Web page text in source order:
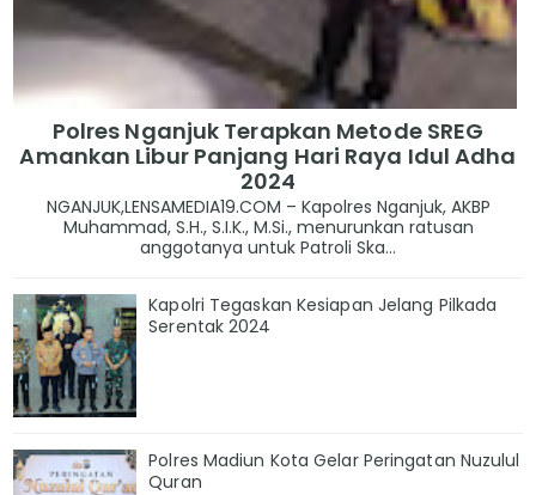
Polres Nganjuk Terapkan Metode SREG
Amankan Libur Panjang Hari Raya Idul Adha
2024
NGANJUK,LENSAMEDIA19.COM – Kapolres Nganjuk, AKBP
Muhammad, S.H., S.I.K., M.Si., menurunkan ratusan
anggotanya untuk Patroli Ska...
Kapolri Tegaskan Kesiapan Jelang Pilkada
Serentak 2024
Polres Madiun Kota Gelar Peringatan Nuzulul
Quran